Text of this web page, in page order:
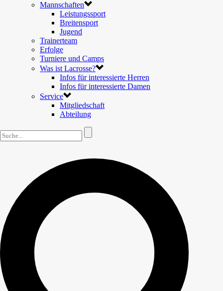
Mannschaften
Leistungssport
Breitensport
Jugend
Trainerteam
Erfolge
Turniere und Camps
Was ist Lacrosse?
Infos für interessierte Herren
Infos für interessierte Damen
Service
Mitgliedschaft
Abteilung